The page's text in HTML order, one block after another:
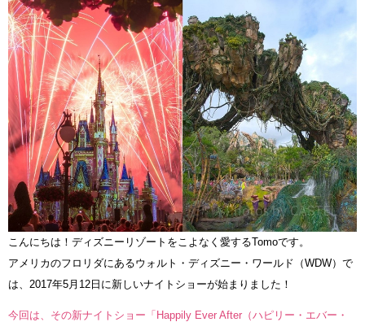
こんにちは！ディズニーリゾートをこよなく愛するTomoです。
アメリカのフロリダにあるウォルト・ディズニー・ワールド（WDW）で
は、2017年5月12日に新しいナイトショーが始まりました！
今回は、その新ナイトショー「Happily Ever After（ハピリー・エバー・